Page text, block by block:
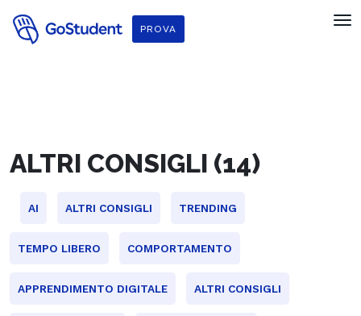
PROVA
ALTRI CONSIGLI (14)
AI ALTRI CONSIGLI TRENDING
TEMPO LIBERO COMPORTAMENTO
APPRENDIMENTO DIGITALE ALTRI CONSIGLI